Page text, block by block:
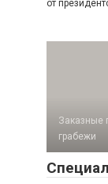
от
Заказные
грабежи